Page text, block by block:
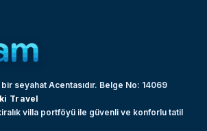
seyahat Acentasıdır. Belge No: 14069
Travel
villa portföyü ile güvenli ve konforlu tatil